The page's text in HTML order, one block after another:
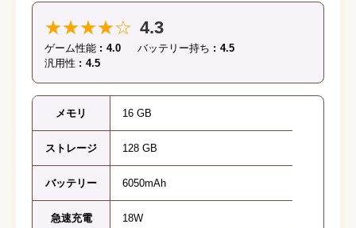
★★★★☆ 4.3
ゲーム性能 4.0 バッテリー持ち
4.5
汎用性
4.5
メモリ 16 GB
ストレージ 128 GB
バッテリー 6050mAh
急速充電 18W